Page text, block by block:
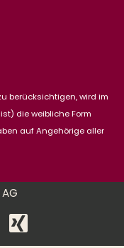
berücksichtigen, wird im
die weibliche Form
auf Angehörige aller